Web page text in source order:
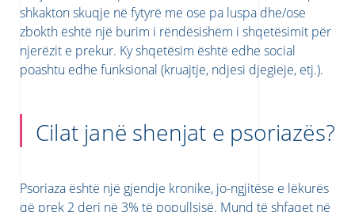
shkakton skuqje në fytyrë me ose pa luspa dhe/ose
zbokth është një burim i rëndësishëm i shqetësimit për
njerëzit e prekur. Ky shqetësim është edhe social
poashtu edhe funksional (kruajtje, ndjesi djegieje, etj.).
Cilat janë shenjat e psoriazës?
Psoriaza është një gjendje kronike, jo-ngjitëse e lëkurës
që prek 2 deri në 3% të popullsisë. Mund të shfaqet në